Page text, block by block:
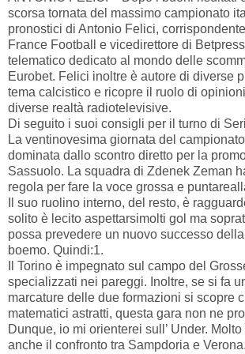
scorsa tornata del massimo campionato
pronostici di Antonio Felici,
France Football e vicedirettore di
telematico dedicato al mondo delle
Eurobet. Felici inoltre è autore di diverse
tema calcistico e ricopre il ruolo di
diverse realtà radiotelevisive.
Di seguito i suoi consigli per il turno di
La ventinovesima giornata del
dominata dallo scontro diretto per la
Sassuolo. La squadra di Zdenek Zeman
regola per fare la voce grossa e
Il suo ruolino interno, del resto, è
solito è lecito aspettarsimolti gol ma
possa prevedere un nuovo successo della
boemo. Quindi:1.
Il Torino è impegnato sul campo del
specializzati nei pareggi. Inoltre, se si fa
marcature delle due formazioni si scopre
matematici astratti, questa gara non ne
Dunque, io mi orienterei sull’ Under.
anche il confronto tra Sampdoria e